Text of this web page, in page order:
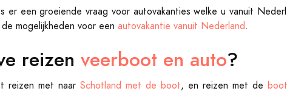
er een groeiende vraag voor autovakanties welke u vanuit
mogelijkheden voor een autovakantie vanuit Nederland.
reizen veerboot en auto?
reizen met naar Schotland met de boot, en reizen met de